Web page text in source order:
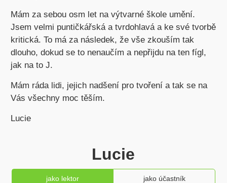
Mám za sebou osm let na výtvarné škole umění.
Jsem velmi puntičkářská a tvrdohlavá a ke své tvorbě
kritická. To má za následek, že vše zkouším tak
dlouho, dokud se to nenaučím a nepřijdu na ten fígl,
jak na to J.
Mám ráda lidi, jejich nadšení pro tvoření a tak se na
Vás všechny moc těším.
Lucie
Lucie
jako lektor jako účastník